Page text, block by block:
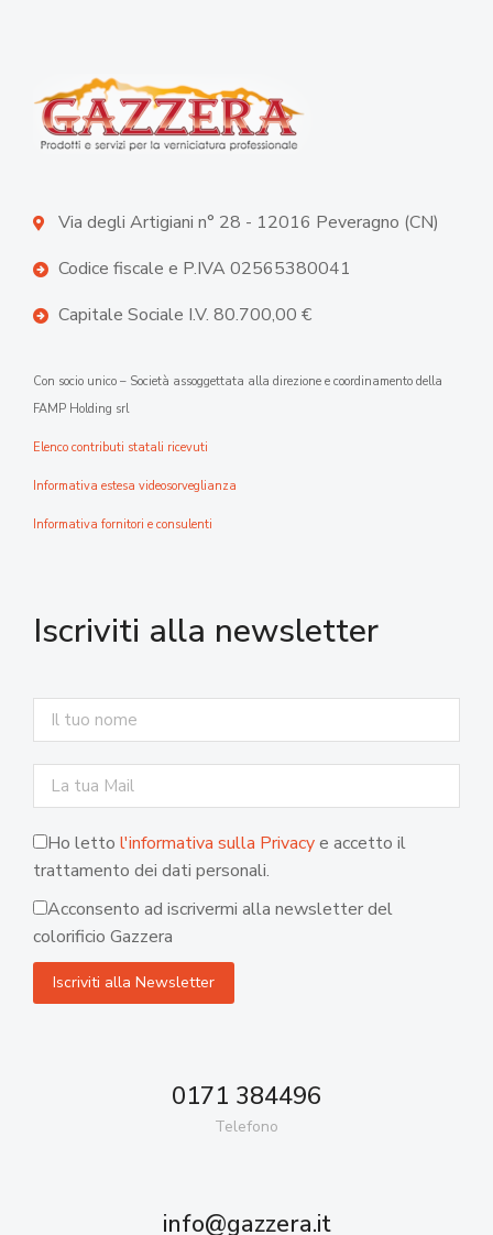
Via degli Artigiani n° 28 - 12016 Peveragno (CN)
Codice fiscale e P.IVA 02565380041
Capitale Sociale I.V. 80.700,00 €
Con socio unico – Società assoggettata alla direzione e coordinamento della
FAMP Holding srl
Elenco contributi statali ricevuti
Informativa estesa videosorveglianza
Informativa fornitori e consulenti
Iscriviti alla newsletter
Ho letto l'informativa sulla Privacye accetto il
trattamento dei dati personali.
Acconsento ad iscrivermi alla newsletter del
colorificio Gazzera
0171 384496
Telefono
info@gazzera.it